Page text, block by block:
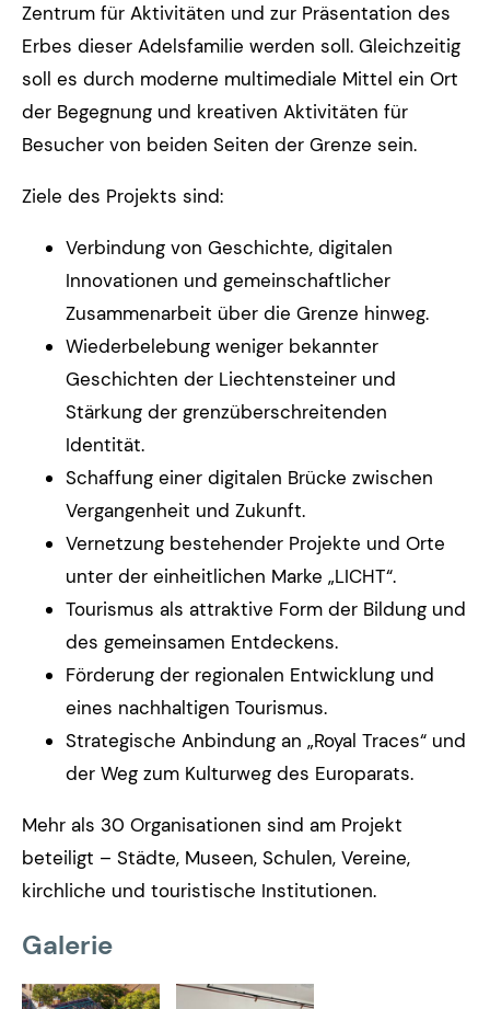
Zentrum für Aktivitäten und zur Präsentation des
Erbes dieser Adelsfamilie werden soll. Gleichzeitig
soll es durch moderne multimediale Mittel ein Ort
der Begegnung und kreativen Aktivitäten für
Besucher von beiden Seiten der Grenze sein.
Ziele des Projekts sind:
Verbindung von Geschichte, digitalen
Innovationen und gemeinschaftlicher
Zusammenarbeit über die Grenze hinweg.
Wiederbelebung weniger bekannter
Geschichten der Liechtensteiner und
Stärkung der grenzüberschreitenden
Identität.
Schaffung einer digitalen Brücke zwischen
Vergangenheit und Zukunft.
Vernetzung bestehender Projekte und Orte
unter der einheitlichen Marke „LICHT“.
Tourismus als attraktive Form der Bildung und
des gemeinsamen Entdeckens.
Förderung der regionalen Entwicklung und
eines nachhaltigen Tourismus.
Strategische Anbindung an „Royal Traces“ und
der Weg zum Kulturweg des Europarats.
Mehr als 30 Organisationen sind am Projekt
beteiligt – Städte, Museen, Schulen, Vereine,
kirchliche und touristische Institutionen.
Galerie